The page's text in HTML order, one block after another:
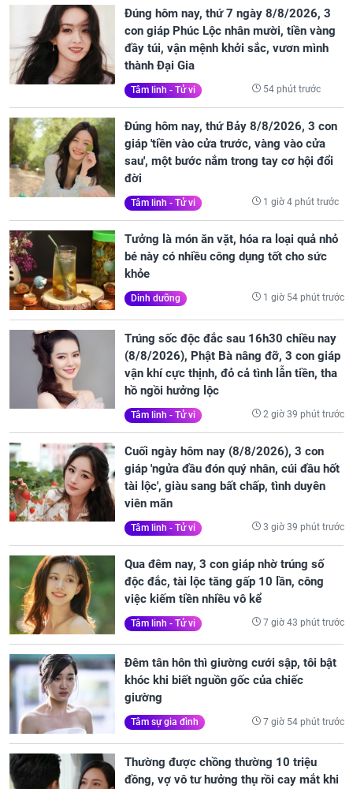
Đúng hôm nay, thứ 7 ngày 8/8/2026, 3
con giáp Phúc Lộc nhân mười, tiền vàng
đầy túi, vận mệnh khởi sắc, vươn mình
thành Đại Gia
Tâm linh - Tử vi 54 phút trước
Đúng hôm nay, thứ Bảy 8/8/2026, 3 con
giáp 'tiền vào cửa trước, vàng vào cửa
sau', một bước nắm trong tay cơ hội đổi
đời
Tâm linh - Tử vi 1 giờ 4 phút trước
Tưởng là món ăn vặt, hóa ra loại quả nhỏ
bé này có nhiều công dụng tốt cho sức
khỏe
Dinh dưỡng 1 giờ 54 phút trước
Trúng sốc độc đắc sau 16h30 chiều nay
(8/8/2026), Phật Bà nâng đỡ, 3 con giáp
vận khí cực thịnh, đỏ cả tình lẫn tiền, tha
hồ ngồi hưởng lộc
Tâm linh - Tử vi 2 giờ 39 phút trước
Cuối ngày hôm nay (8/8/2026), 3 con
giáp 'ngửa đầu đón quý nhân, cúi đầu hốt
tài lộc', giàu sang bất chấp, tình duyên
viên mãn
Tâm linh - Tử vi 3 giờ 39 phút trước
Qua đêm nay, 3 con giáp nhờ trúng số
độc đắc, tài lộc tăng gấp 10 lần, công
việc kiếm tiền nhiều vô kể
Tâm linh - Tử vi 7 giờ 43 phút trước
Đêm tân hôn thì giường cưới sập, tôi bật
khóc khi biết nguồn gốc của chiếc
giường
Tâm sự gia đình 7 giờ 54 phút trước
Thường được chồng thường 10 triệu
đồng, vợ vô tư hưởng thụ rồi cay mắt khi